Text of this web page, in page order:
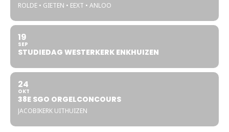
ROLDE • GIETEN • EEXT • ANLOO
19
SEP
STUDIEDAG WESTERKERK ENKHUIZEN
24
OKT
38E SGO ORGELCONCOURS
JACOBIKERK UITHUIZEN